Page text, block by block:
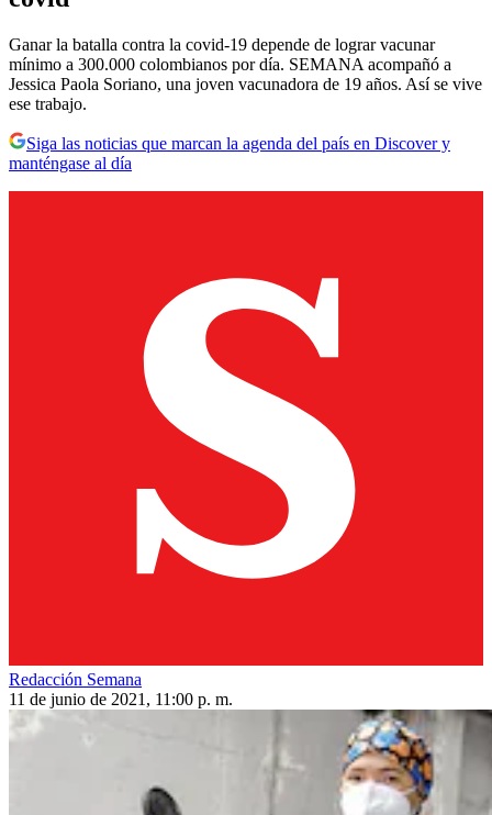
Ganar la batalla contra la covid-19 depende de lograr vacunar
mínimo a 300.000 colombianos por día. SEMANA acompañó a
Jessica Paola Soriano, una joven vacunadora de 19 años. Así se vive
ese trabajo.
Siga las noticias que marcan la agenda del país en Discover y
manténgase al día
Redacción Semana
11 de junio de 2021, 11:00 p. m.